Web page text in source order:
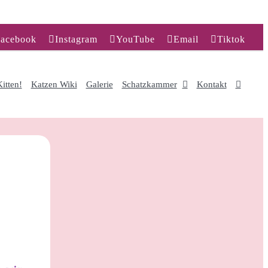
Instagram YouTube Email Tiktok
Katzen Wiki Galerie Schatzkammer Kontakt